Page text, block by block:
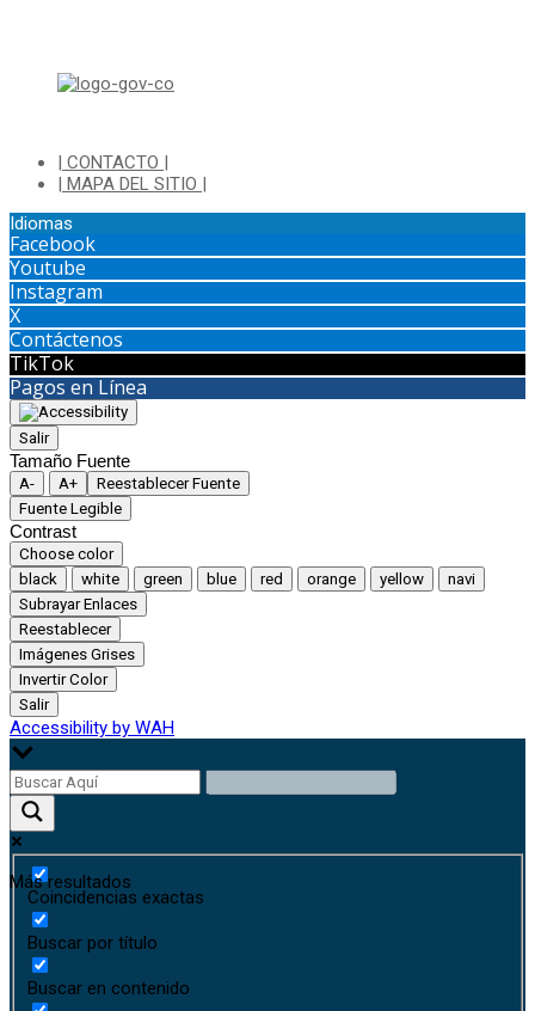
| CONTACTO |
| MAPA DEL SITIO |
Idiomas
Facebook
Youtube
Instagram
X
Contáctenos
TikTok
Pagos en Línea
Salir
Tamaño Fuente
A- A+
Reestablecer Fuente
Fuente Legible
Contrast
Choose color
black
white green blue red orange yellow
navi
Subrayar Enlaces
Reestablecer
Imágenes Grises
Invertir Color
Salir
Accessibility by WAH
Más resultados
Coincidencias exactas
Buscar por título
Buscar en contenido